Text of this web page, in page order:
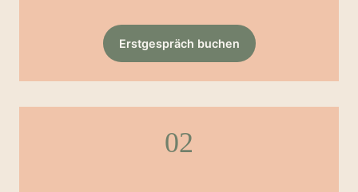
Erstgespräch buchen
02